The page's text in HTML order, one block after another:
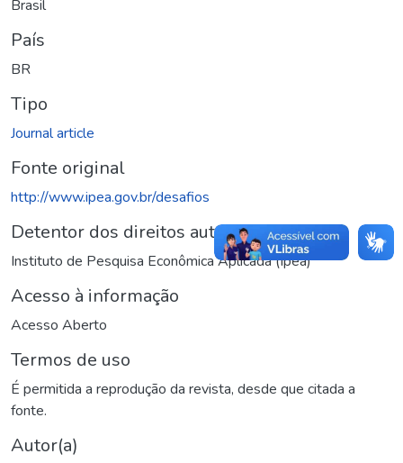
Brasil
País
BR
Tipo
Journal article
Fonte original
http://www.ipea.gov.br/desafios
Detentor dos direitos autorais
Instituto de Pesquisa Econômica Aplicada (Ipea)
Acesso à informação
Acesso Aberto
Termos de uso
É permitida a reprodução da revista, desde que citada a
fonte.
Autor(a)